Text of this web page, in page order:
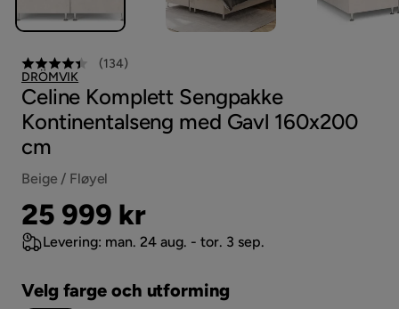
(134)
DRÖMVIK
Celine Komplett Sengpakke
Kontinentalseng med Gavl 160x200
cm
Beige / Fløyel
Pris
25 999 kr
Levering: man. 24 aug. - tor. 3 sep.
Velg farge och utforming